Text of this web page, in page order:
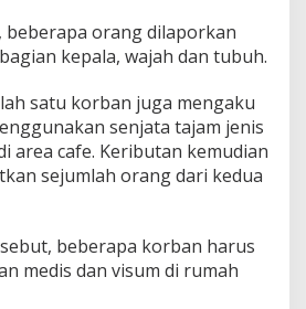
beberapa orang dilaporkan
kepala, wajah dan tubuh.
satu korban juga mengaku
senjata tajam jenis
area cafe. Keributan kemudian
sejumlah orang dari kedua
beberapa korban harus
medis dan visum di rumah